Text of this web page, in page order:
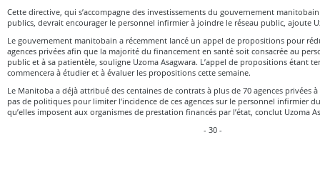
Cette directive, qui s’accompagne des investissements du gouvernement
publics, devrait encourager le personnel infirmier à joindre le réseau public, ajoute
Le gouvernement manitobain a récemment lancé un appel de propositions pour
agences privées afin que la majorité du financement en santé soit consacrée au
public et à sa patientèle, souligne Uzoma Asagwara. L’appel de propositions étant
commencera à étudier et à évaluer les propositions cette semaine.
Le Manitoba a déjà attribué des centaines de contrats à plus de 70 agences privées
pas de politiques pour limiter l’incidence de ces agences sur le personnel infirmier
qu’elles imposent aux organismes de prestation financés par l’état, conclut Uzoma
- 30 -